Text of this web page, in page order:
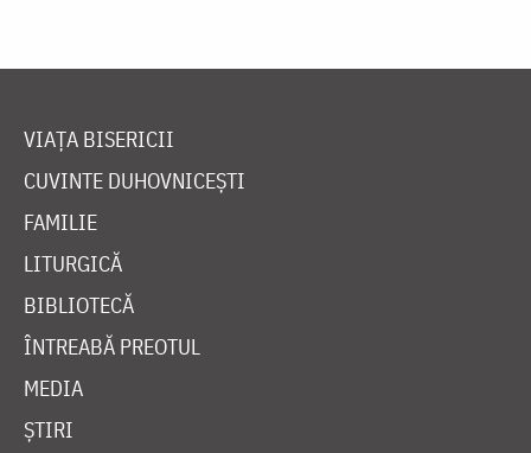
VIAȚA BISERICII
CUVINTE DUHOVNICEȘTI
FAMILIE
LITURGICĂ
BIBLIOTECĂ
ÎNTREABĂ PREOTUL
MEDIA
ȘTIRI